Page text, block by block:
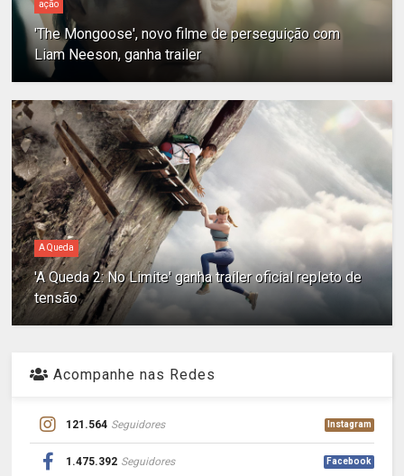
ação
'The Mongoose', novo filme de perseguição com
Liam Neeson, ganha trailer
A Queda
'A Queda 2: No Limite' ganha trailer oficial repleto de
tensão
Acompanhe nas Redes
121.564 Seguidores Instagram
1.475.392 Seguidores Facebook